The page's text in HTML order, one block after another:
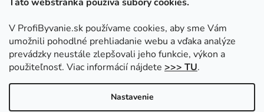
V ProfiByvanie.sk používame cookies, aby sme Vám
umožnili pohodlné prehliadanie webu a vďaka analýze
prevádzky neustále zlepšovali jeho funkcie, výkon a
použiteľnosť. Viac informácií nájdete >>> TU.
Nastavenie